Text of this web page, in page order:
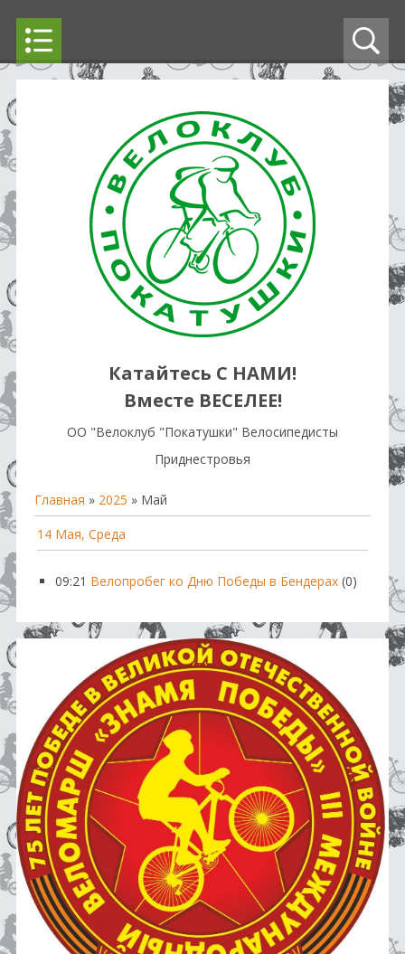
Катайтесь С НАМИ!
Вместе ВЕСЕЛЕЕ!
OO "Велоклуб "Покатушки" Велосипедисты
Приднестровья
Главная » 2025 » Май
14 Мая, Среда
09:21 Велопробег ко Дню Победы в Бендерах (0)